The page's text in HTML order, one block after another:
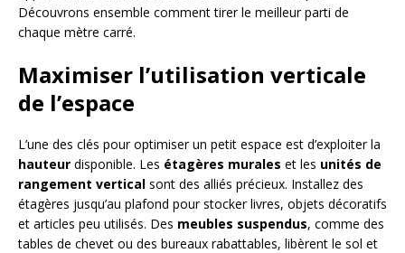
Découvrons ensemble comment tirer le meilleur parti de
chaque mètre carré.
Maximiser l’utilisation verticale
de l’espace
L’une des clés pour optimiser un petit espace est d’exploiter la
hauteur disponible. Les étagères murales et les unités de
rangement vertical sont des alliés précieux. Installez des
étagères jusqu’au plafond pour stocker livres, objets décoratifs
et articles peu utilisés. Des meubles suspendus, comme des
tables de chevet ou des bureaux rabattables, libèrent le sol et